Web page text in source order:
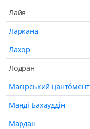
Лайя
Ларканa
Лахор
Лодран
Малірський цанто́мент
Манді Бахауддін
Мардан